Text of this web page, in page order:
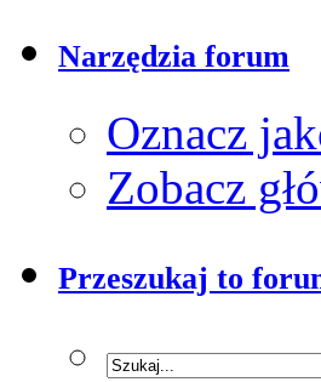
Narzędzia forum
Oznacz
Zobacz
Przeszukaj to